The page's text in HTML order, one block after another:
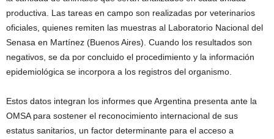
productiva. Las tareas en campo son realizadas por veterinarios
oficiales, quienes remiten las muestras al Laboratorio Nacional del
Senasa en Martínez (Buenos Aires). Cuando los resultados son
negativos, se da por concluido el procedimiento y la información
epidemiológica se incorpora a los registros del organismo.
Estos datos integran los informes que Argentina presenta ante la
OMSA para sostener el reconocimiento internacional de sus
estatus sanitarios, un factor determinante para el acceso a